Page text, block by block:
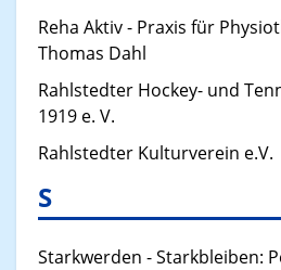
Reha Aktiv - Praxis für
Thomas Dahl
Rahlstedter Hockey- und
1919 e. V.
Rahlstedter Kulturverein e.V.
S
Starkwerden - Starkbleiben: